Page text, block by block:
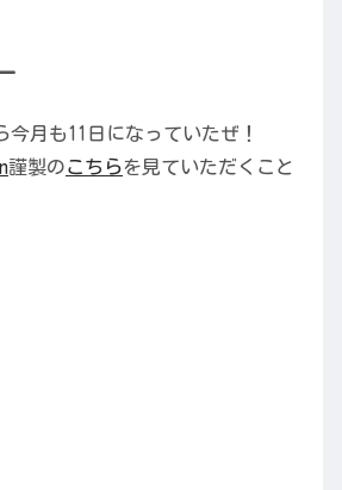
今月も11日になっていたぜ！
謹製のこちらを見ていただくこと